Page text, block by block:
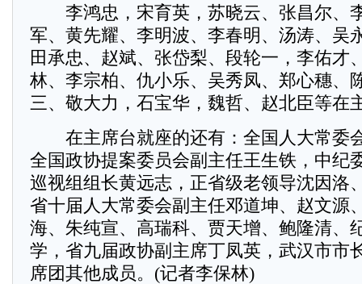
李鸿忠，宋育英，苏晓云、张昌尔、
军、黄先耀、李明波、李春明、汤涛、吴
田承忠、赵斌、张岱梨、段轮一，李佑才
林、李宗柏、仇小乐、吴秀凤、郑心穗、
三、敬大力，石宝华，魏哲、赵北臣等在
在主席台就座的还有：全国人大常委
全国政协提案委员会副主任王生铁，中纪
巡视组组长黄远志，正省级老领导沈因洛
省十届人大常委会副主任邓道坤、赵文源
海、朱纯宣、高瑞科、贾天增、鲍隆清、
学，省九届政协副主席丁凤英，武汉市市
席团其他成员。(记者李保林)